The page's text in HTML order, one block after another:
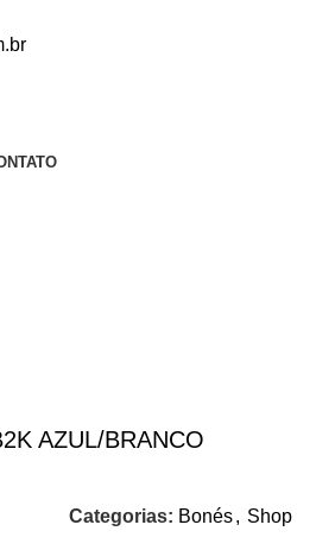
AZUL/BRANCO
Categorias: Bonés, Shop